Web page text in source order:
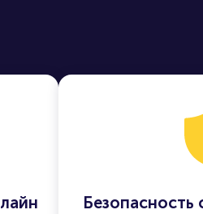
Безопасность